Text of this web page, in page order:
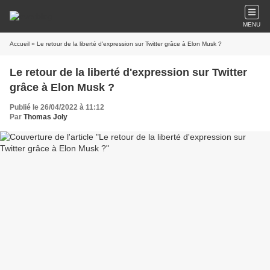
MENU
Accueil » Le retour de la liberté d'expression sur Twitter grâce à Elon Musk ?
Le retour de la liberté d'expression sur Twitter
grâce à Elon Musk ?
Publié le 26/04/2022 à 11:12
Par Thomas Joly